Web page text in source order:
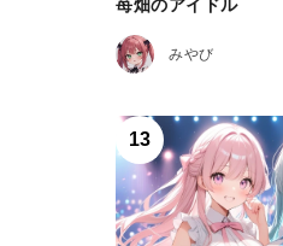
苺畑のアイドル
みやび
13